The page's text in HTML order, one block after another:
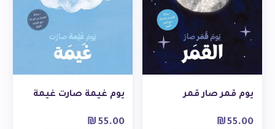
يوم قمر صار قمر
₪55.00
يوم غيمة صارت غيمة
₪ 55.00